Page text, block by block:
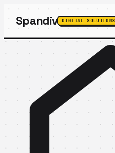
Spandiv DIGITAL SOLUTIONS
SPANDIV ASSISTANT